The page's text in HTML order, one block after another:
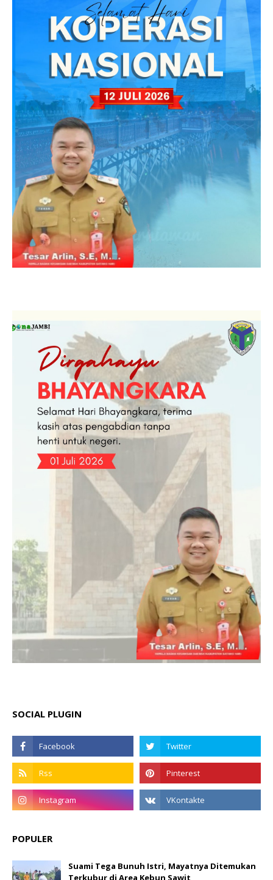
SOCIAL PLUGIN
POPULER
Suami Tega Bunuh Istri, Mayatnya Ditemukan
Terkubur di Area Kebun Sawit